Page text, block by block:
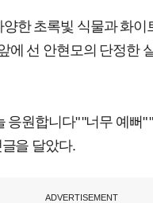
한 초록빛 식물과 화
에 선 안현모의 단정한
응원합니다" "너무 예뻐
을 달았다.
ADVERTISEMENT